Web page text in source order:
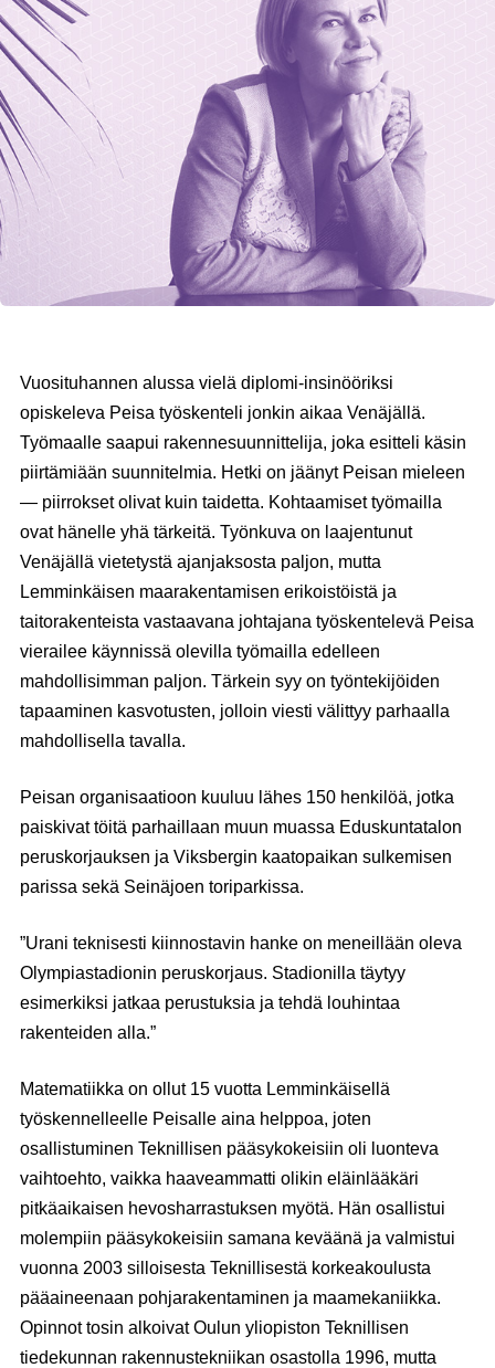
Vuosituhannen alussa vielä diplomi-insinööriksi
opiskeleva Peisa työskenteli jonkin aikaa Venäjällä.
Työmaalle saapui rakennesuunnittelija, joka esitteli käsin
piirtämiään suunnitelmia. Hetki on jäänyt Peisan mieleen
— piirrokset olivat kuin taidetta. Kohtaamiset työmailla
ovat hänelle yhä tärkeitä. Työnkuva on laajentunut
Venäjällä vietetystä ajanjaksosta paljon, mutta
Lemminkäisen maarakentamisen erikoistöistä ja
taitorakenteista vastaavana johtajana työskentelevä Peisa
vierailee käynnissä olevilla työmailla edelleen
mahdollisimman paljon. Tärkein syy on työntekijöiden
tapaaminen kasvotusten, jolloin viesti välittyy parhaalla
mahdollisella tavalla.
Peisan organisaatioon kuuluu lähes 150 henkilöä, jotka
paiskivat töitä parhaillaan muun muassa Eduskuntatalon
peruskorjauksen ja Viksbergin kaatopaikan sulkemisen
parissa sekä Seinäjoen toriparkissa.
”Urani teknisesti kiinnostavin hanke on meneillään oleva
Olympiastadionin peruskorjaus. Stadionilla täytyy
esimerkiksi jatkaa perustuksia ja tehdä louhintaa
rakenteiden alla.”
Matematiikka on ollut 15 vuotta Lemminkäisellä
työskennelleelle Peisalle aina helppoa, joten
osallistuminen Teknillisen pääsykokeisiin oli luonteva
vaihtoehto, vaikka haaveammatti olikin eläinlääkäri
pitkäaikaisen hevosharrastuksen myötä. Hän osallistui
molempiin pääsykokeisiin samana keväänä ja valmistui
vuonna 2003 silloisesta Teknillisestä korkeakoulusta
pääaineenaan pohjarakentaminen ja maamekaniikka.
Opinnot tosin alkoivat Oulun yliopiston Teknillisen
tiedekunnan rakennustekniikan osastolla 1996, mutta